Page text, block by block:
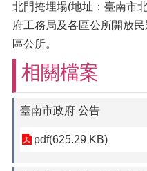
北門掩埋場(地址：臺南市
府工務局及各區公所開放
區公所。
相關檔案
臺南市政府 公告
pdf(625.29 KB)